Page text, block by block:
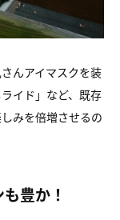
んアイマスクを装
イド」など、既存
みを倍増させるの
豊か！